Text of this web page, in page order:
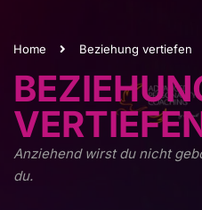
Home Beziehung vertiefen
Anziehend wirst du nicht
du.